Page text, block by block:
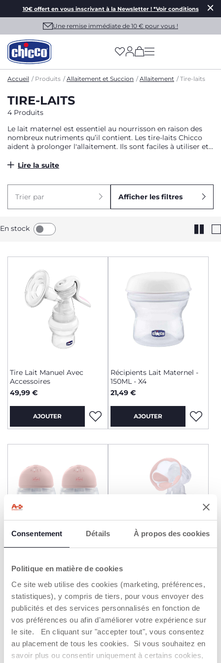
Consentement Détails À propos des cookies
Politique en matière de cookies
Ce site web utilise des cookies (marketing, préférences,
statistiques), y compris de tiers, pour vous envoyer des
publicités et des services personnalisés en fonction de
vos préférences ou afin d'améliorer votre expérience sur
le site. En cliquant sur "accepter tout", vous consentez
au placement de tous les cookies. Si vous souhaitez en
savoir plus ou consentir uniquement à certains cookies,
10€ offert en vous inscrivant à la Newsletter ! *Voir conditions
Une remise immédiate de 10 € pour vous !
(has more options
Accueil Produits Allaitement et Succion Allaitement Tire-laits
TIRE-LAITS
4 Produits
Le lait maternel est essentiel au nourrisson en raison des
nombreux nutriments qu’il contient. Les tire-laits Chicco
aident à prolonger l'allaitement. Ils sont faciles à utiliser et
Découvrez nos différents tire-laits, manuels ou électriques,
Lire la suite
Trier par Afficher les filtres
En stock
Tire Lait Manuel Avec
Accessoires
49,99 €
AJOUTER
Récipients Lait Maternel -
150ML - X4
21,49 €
AJOUTER
149,99 €
AJOUTER
Stimolatte
119,99 €
AJOUTER
LES TIRE-LAIT CHICCO
Le tire-lait est un instrument essentiel à toutes les mères